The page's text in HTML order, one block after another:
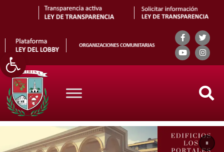
Abrir barra de herramientas
Search